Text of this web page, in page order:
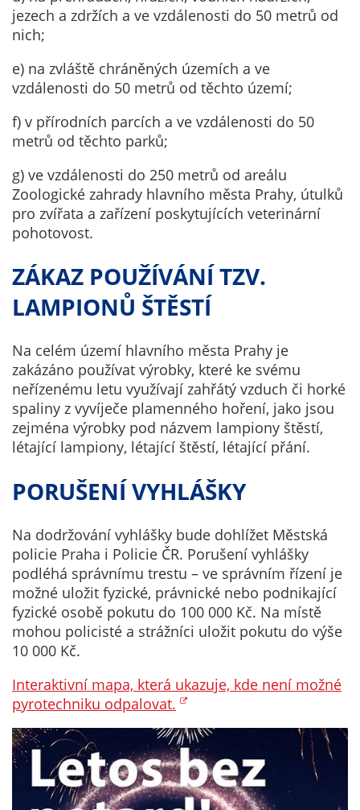
jezech a zdržích a ve vzdálenosti do 50 metrů od
nich;
e) na zvláště chráněných územích a ve
vzdálenosti do 50 metrů od těchto území;
f) v přírodních parcích a ve vzdálenosti do 50
metrů od těchto parků;
g) ve vzdálenosti do 250 metrů od areálu
Zoologické zahrady hlavního města Prahy, útulků
pro zvířata a zařízení poskytujících veterinární
pohotovost.
ZÁKAZ POUŽÍVÁNÍ TZV.
LAMPIONŮ ŠTĚSTÍ
Na celém území hlavního města Prahy je
zakázáno používat výrobky, které ke svému
neřízenému letu využívají zahřátý vzduch či horké
spaliny z vyvíječe plamenného hoření, jako jsou
zejména výrobky pod názvem lampiony štěstí,
létající lampiony, létající štěstí, létající přání.
PORUŠENÍ VYHLÁŠKY
Na dodržování vyhlášky bude dohlížet Městská
policie Praha i Policie ČR. Porušení vyhlášky
podléhá správnímu trestu – ve správním řízení je
možné uložit fyzické, právnické nebo podnikající
fyzické osobě pokutu do 100 000 Kč. Na místě
mohou policisté a strážníci uložit pokutu do výše
10 000 Kč.
Interaktivní mapa, která ukazuje, kde není možné
pyrotechniku odpalovat.
Analytické
měření
výkonu
a našich
Jejich pomocí
určujeme
počet návštěv
internetových
stránek. Data
získaná
těchto
cookies
zpracováváme
souhrnně, bez
použití
identifikátorů,
na konkrétní
našeho webu.
Pokud
vypnete
používání
analytických
cookies ve
vztahu k Vaší
ztrácíme
optimalizace
našich
opatření.